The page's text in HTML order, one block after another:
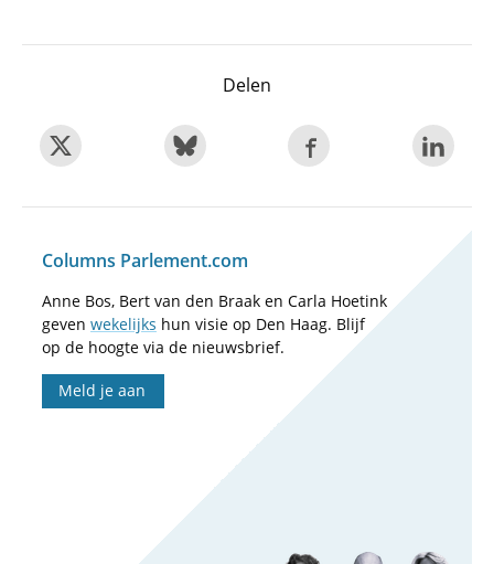
Delen
Columns Parlement.com
Anne Bos, Bert van den Braak en Carla Hoetink
geven wekelijks hun visie op Den Haag. Blijf
op de hoogte via de nieuwsbrief.
Meld je aan